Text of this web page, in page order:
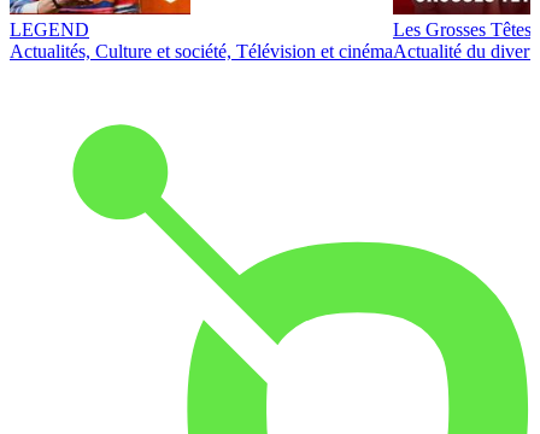
LEGEND
Actualités, Culture et société, Télévision et cinéma
Les Grosses Têtes
Actualité du